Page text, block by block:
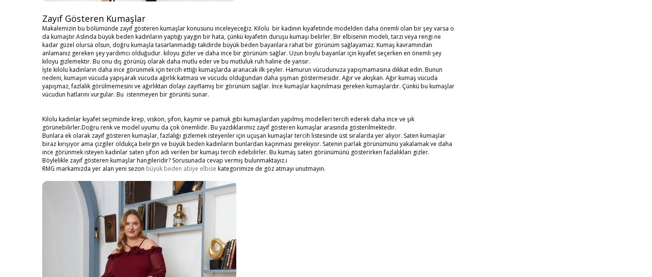
Zayıf Gösteren Kumaşlar
Makalemizin bu bölümünde zayıf gösteren kumaşlar konusunu inceleyeceğiz. Kilolu bir kadının kıyafetinde modelden daha önemli olan bir şey varsa o
da kumaştır.Aslında büyük beden kadınların yaptığı yaygın bir hata, çünkü kıyafetin duruşu kumaşı belirler. Bir elbisenin modeli, tarzı veya rengi ne
kadar güzel olursa olsun, doğru kumaşla tasarlanmadığı takdirde büyük beden bayanlara rahat bir görünüm sağlayamaz. Kumaş kavramından
anlamanız gereken şey yardımcı olduğudur. kiloyu gizler ve daha ince bir görünüm sağlar. Uzun boylu bayanlar için kıyafet seçerken en önemli şey
kiloyu gizlemektir. Bu onu dış görünüş olarak daha mutlu eder ve bu mutluluk ruh haline de yansır.
İşte kilolu kadınların daha ince görünmek için tercih ettiği kumaşlarda aranacak ilk şeyler. Hamurun vücudunuza yapışmamasına dikkat edin. Bunun
nedeni, kumaşın vücuda yapışarak vücuda ağırlık katması ve vücudu olduğundan daha şişman göstermesidir. Ağır ve akışkan. Ağır kumaş vücuda
yapışmaz, fazlalık görülmemesini ve ağırlıktan dolayı zayıflamış bir görünüm sağlar. İnce kumaşlar kaçınılması gereken kumaşlardır. Çünkü bu kumaşlar
vücudun hatlarını vurgular. Bu istenmeyen bir görüntü sunar.
Kilolu kadınlar kıyafet seçiminde krep, viskon, şifon, kaşmir ve pamuk gibi kumaşlardan yapılmış modelleri tercih ederek daha ince ve şık
görünebilirler.Doğru renk ve model uyumu da çok önemlidir. Bu yazdıklarımız zayıf gösteren kumaşlar arasında gösterilmektedir.
Bunlara ek olarak zayıf gösteren kumaşlar, fazlalığı gizlemek isteyenler için uçuşan kumaşlar tercih listesinde üst sıralarda yer alıyor. Saten kumaşlar
biraz kırışıyor ama çizgiler oldukça belirgin ve büyük beden kadınların bunlardan kaçınması gerekiyor. Satenin parlak görünümünü yakalamak ve daha
ince görünmek isteyen kadınlar saten şifon adı verilen bir kumaşı tercih edebilirler. Bu kumaş saten görünümünü gösterirken fazlalıkları gizler.
Böylelikle zayıf gösteren kumaşlar hangileridir? Sorusunada cevap vermiş bulunmaktayız.i
RMG markamızda yer alan yeni sezon büyük beden abiye elbise kategorimize de göz atmayı unutmayın.